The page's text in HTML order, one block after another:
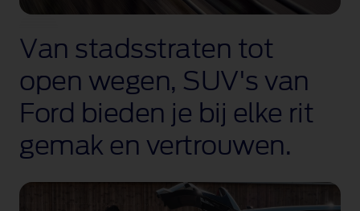
Van stadsstraten tot
open wegen, SUV's van
Ford bieden je bij elke rit
gemak en vertrouwen.